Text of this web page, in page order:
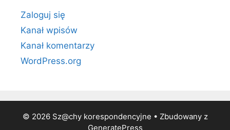
Zaloguj się
Kanał wpisów
Kanał komentarzy
WordPress.org
© 2026 Sz@chy korespondencyjne • Zbudowany z
GeneratePress